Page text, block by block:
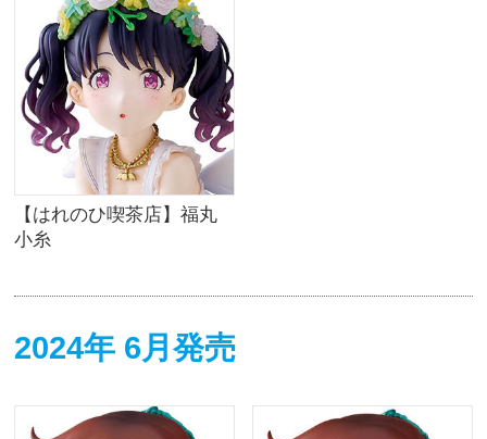
【はれのひ喫茶店】福丸
小糸
2024年 6月発売